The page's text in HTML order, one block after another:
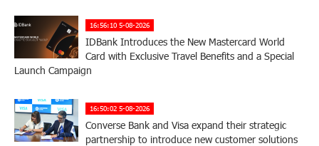
16:56:10 5-08-2026
IDBank Introduces the New Mastercard World
Card with Exclusive Travel Benefits and a Special
Launch Campaign
16:50:02 5-08-2026
Converse Bank and Visa expand their strategic
partnership to introduce new customer solutions